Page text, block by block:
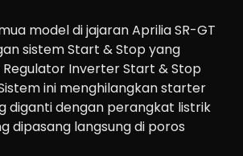
model di jajaran Aprilia SR-GT
sistem Start & Stop yang
Inverter Start & Stop
ini menghilangkan starter
diganti dengan perangkat listrik
dipasang langsung di poros